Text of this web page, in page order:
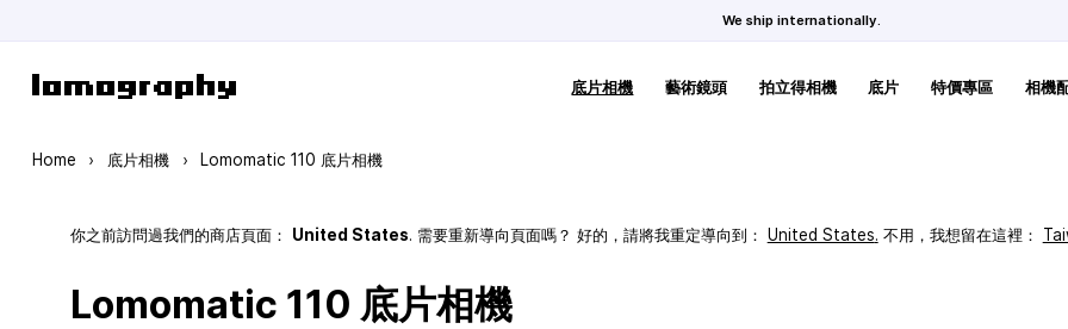
We ship internationally.
底片相機 藝術鏡頭 拍立得相機 底片 特價專區 相機
Home › 底片相機 › Lomomatic 110 底片相機
你之前訪問過我們的商店頁面： United States. 需要重新導向頁面嗎？ 好的，請將我重定導向到： United States. 不用，我想留在這裡：
Lomomatic 110 底片相機